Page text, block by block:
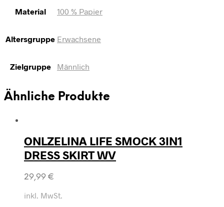
Material 100 % Papier
Altersgruppe Erwachsene
Zielgruppe Männlich
Ähnliche Produkte
ONLZELINA LIFE SMOCK 3IN1
DRESS SKIRT WV
29,99 €
inkl. MwSt.